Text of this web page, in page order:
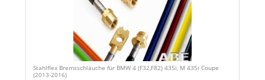
Stahlflex Bremsschläuche für BMW 4 (F32,F82) 435i, M 435i Coupe
(2013-2016)